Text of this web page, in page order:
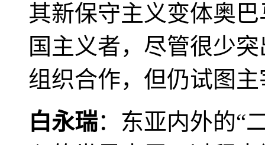
其新保守主义变体奥
国主义者，尽管很少
组织合作，但仍试图
白永瑞：东亚内外的“